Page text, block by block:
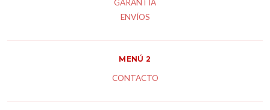
GARANTÍA
ENVÍOS
MENÚ 2
CONTACTO